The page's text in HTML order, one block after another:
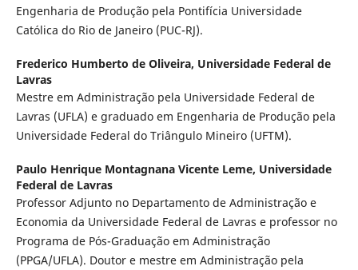
Engenharia de Produção pela Pontifícia Universidade
Católica do Rio de Janeiro (PUC-RJ).
Frederico Humberto de Oliveira, Universidade Federal de
Lavras
Mestre em Administração pela Universidade Federal de
Lavras (UFLA) e graduado em Engenharia de Produção pela
Universidade Federal do Triângulo Mineiro (UFTM).
Paulo Henrique Montagnana Vicente Leme, Universidade
Federal de Lavras
Professor Adjunto no Departamento de Administração e
Economia da Universidade Federal de Lavras e professor no
Programa de Pós-Graduação em Administração
(PPGA/UFLA). Doutor e mestre em Administração pela